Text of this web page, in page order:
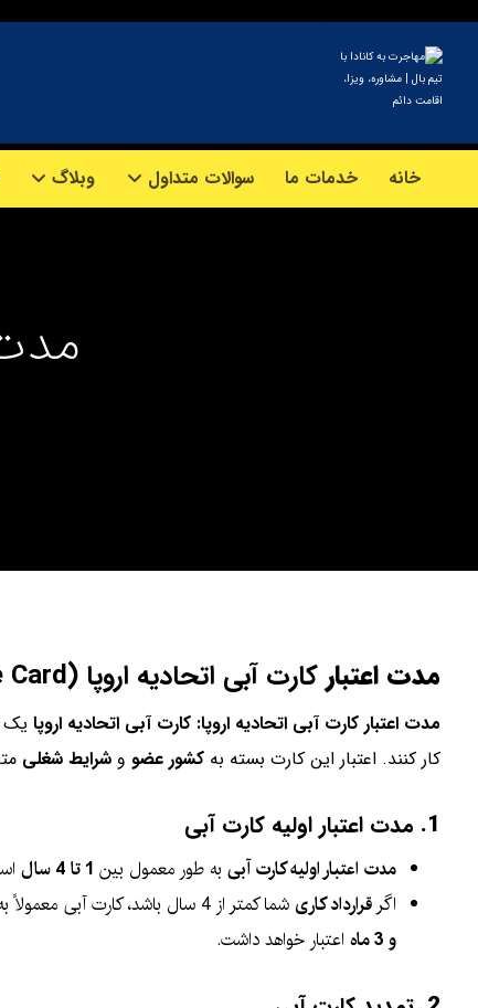
خانه خدمات ما سوالات متداول وبلاگ
مدت اعتبارکارت آبی اتحادیه اروپا (EU Blue Card)
مدت اعتبار کارت آبی اتحادیه اروپا: کارت آبی اتحادیه اروپایک
کار کنند. اعتبار این کارت بسته به کشور عضوو شرایط شغلی
1. مدت اعتبار اولیه کارت آبی
مدت اعتبار اولیه کارت آبیبه طور معمول بین 1 تا 4 سال
اگرقرارداد کاری شما کمتر از 4 سال باشد، کارت آبی معمولاً به مدت
و 3 ماه
اعتبار خواهد داشت.